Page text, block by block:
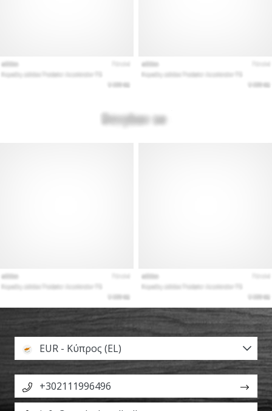
EUR - Κύπρος (EL)
+302111996496